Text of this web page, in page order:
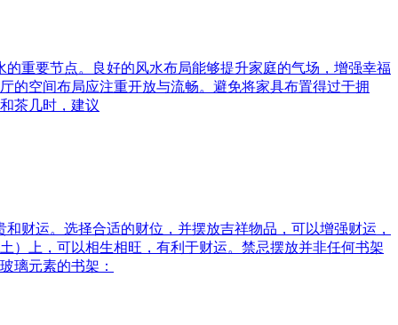
重要节点。良好的风水布局能够提升家庭的气场，增强幸福
的空间布局应注重开放与流畅。避免将家具布置得过于拥
茶几时，建议
财运。选择合适的财位，并摆放吉祥物品，可以增强财运，
）上，可以相生相旺，有利于财运。禁忌摆放并非任何书架
璃元素的书架：